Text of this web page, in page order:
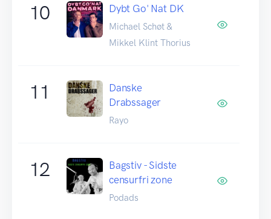
10 Dybt Go' Nat DK
Michael Schøt &
Mikkel Klint Thorius
11
Danske
Drabssager
Rayo
12
Bagstiv - Sidste
censurfri zone
Podads